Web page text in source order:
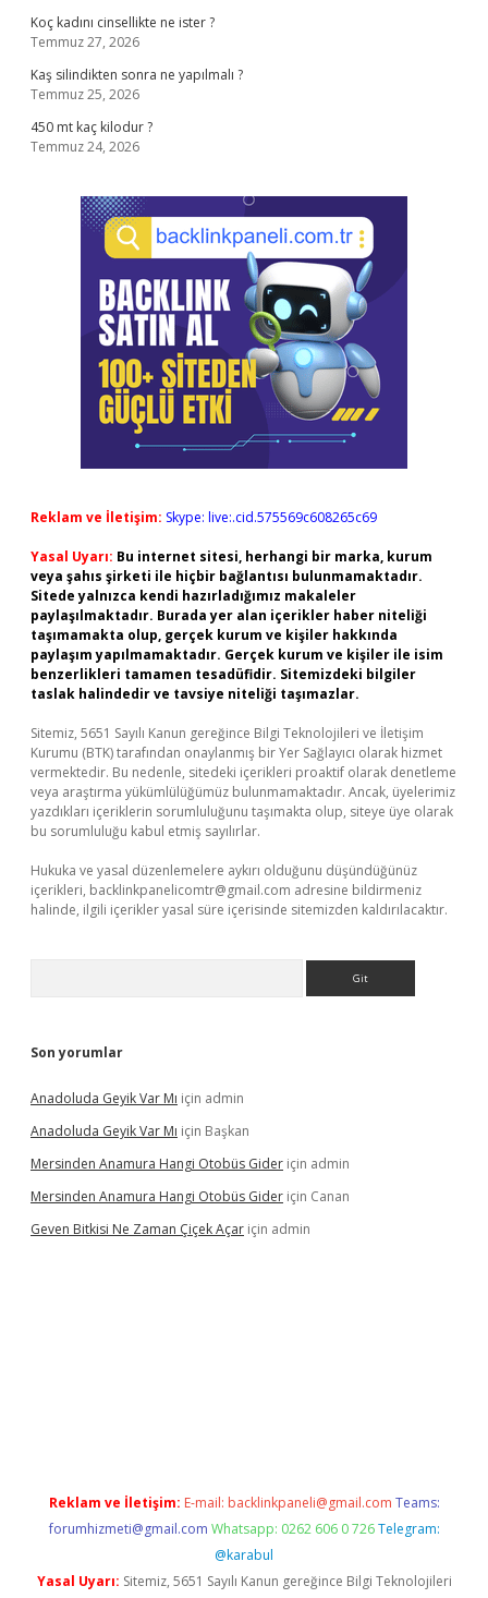
Koç kadını cinsellikte ne ister ?
Temmuz 27, 2026
Kaş silindikten sonra ne yapılmalı ?
Temmuz 25, 2026
450 mt kaç kilodur ?
Temmuz 24, 2026
Reklam ve İletişim: Skype: live:.cid.575569c608265c69
Yasal Uyarı: Bu internet sitesi, herhangi bir marka, kurum
veya şahıs şirketi ile hiçbir bağlantısı bulunmamaktadır.
Sitede yalnızca kendi hazırladığımız makaleler
paylaşılmaktadır. Burada yer alan içerikler haber niteliği
taşımamakta olup, gerçek kurum ve kişiler hakkında
paylaşım yapılmamaktadır. Gerçek kurum ve kişiler ile isim
benzerlikleri tamamen tesadüfidir. Sitemizdeki bilgiler
taslak halindedir ve tavsiye niteliği taşımazlar.
Sitemiz, 5651 Sayılı Kanun gereğince Bilgi Teknolojileri ve İletişim
Kurumu (BTK) tarafından onaylanmış bir Yer Sağlayıcı olarak hizmet
vermektedir. Bu nedenle, sitedeki içerikleri proaktif olarak denetleme
veya araştırma yükümlülüğümüz bulunmamaktadır. Ancak, üyelerimiz
yazdıkları içeriklerin sorumluluğunu taşımakta olup, siteye üye olarak
bu sorumluluğu kabul etmiş sayılırlar.
Hukuka ve yasal düzenlemelere aykırı olduğunu düşündüğünüz
içerikleri, backlinkpanelicomtr@gmail.com adresine bildirmeniz
halinde, ilgili içerikler yasal süre içerisinde sitemizden kaldırılacaktır.
Son yorumlar
Anadoluda Geyik Var Mı için admin
Anadoluda Geyik Var Mı için Başkan
Mersinden Anamura Hangi Otobüs Gider için admin
Mersinden Anamura Hangi Otobüs Gider için Canan
Geven Bitkisi Ne Zaman Çiçek Açar için admin
Reklam ve İletişim: E-mail: backlinkpaneli@gmail.com Teams:
forumhizmeti@gmail.com Whatsapp: 0262 606 0 726 Telegram:
@karabul
Yasal Uyarı: Sitemiz, 5651 Sayılı Kanun gereğince Bilgi Teknolojileri